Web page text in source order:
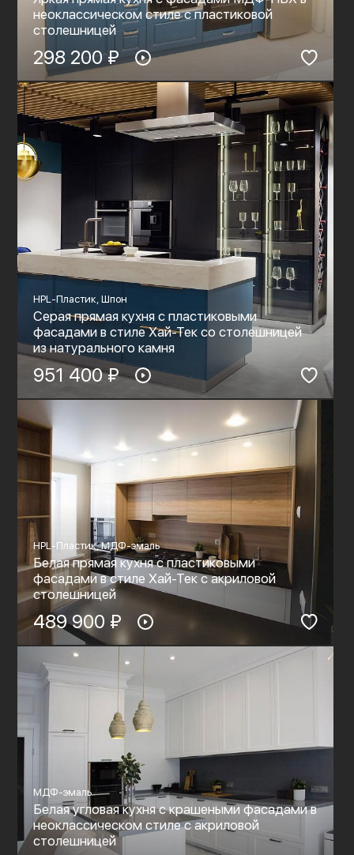
неоклассическом стиле с пластиковой
столешницей
298 200 ₽
HPL-Пластик, Шпон
Серая прямая кухня с пластиковыми
фасадами в стиле Хай-Тек со столешницей
из натурального камня
951 400 ₽
HPL-Пластик, МДФ-эмаль
Белая прямая кухня с пластиковыми
фасадами в стиле Хай-Тек c акриловой
столешницей
489 900 ₽
МДФ-эмаль
Белая угловая кухня с крашеными фасадами в
неоклассическом стиле c акриловой
столешницей